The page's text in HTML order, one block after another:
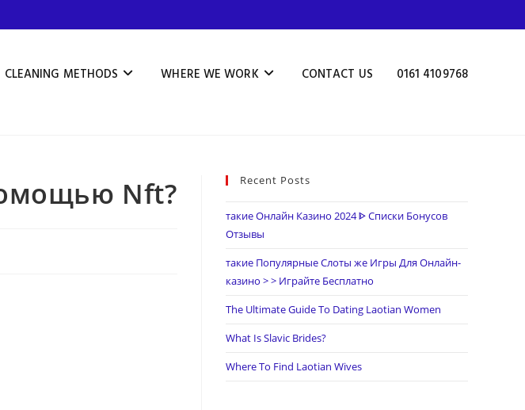
CLEANING METHODS WHERE WE WORK CONTACT US 0161 4109768
Nft? Recent Posts
такие Онлайн Казино 2024 ᐈ Списки Бонусов
Отзывы
такие Популярные Слоты же Игры Для Онлайн-
казино > > Играйте Бесплатно
The Ultimate Guide To Dating Laotian Women
What Is Slavic Brides?
Where To Find Laotian Wives